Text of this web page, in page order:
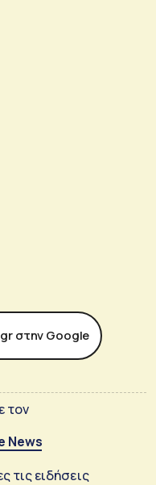
στην Google
τον
News
τις ειδήσεις